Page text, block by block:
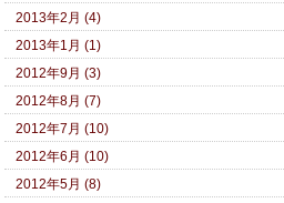
2013年2月 (4)
2013年1月 (1)
2012年9月 (3)
2012年8月 (7)
2012年7月 (10)
2012年6月 (10)
2012年5月 (8)